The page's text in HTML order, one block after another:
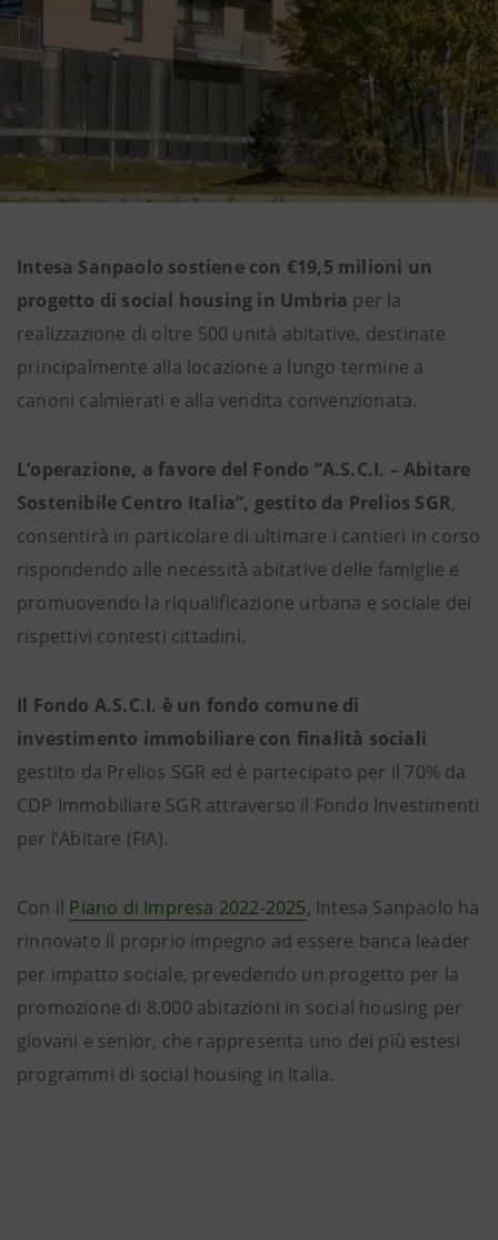
Intesa Sanpaolo sostiene con €19,5 milioni un
progetto di social housing in Umbria per la
realizzazione di oltre 500 unità abitative, destinate
principalmente alla locazione a lungo termine a
canoni calmierati e alla vendita convenzionata.
L’operazione, a favore del Fondo “A.S.C.I. – Abitare
Sostenibile Centro Italia”, gestito da Prelios SGR,
consentirà in particolare di ultimare i cantieri in corso
rispondendo alle necessità abitative delle famiglie e
promuovendo la riqualificazione urbana e sociale dei
rispettivi contesti cittadini.
Il Fondo A.S.C.I. è un fondo comune di
investimento immobiliare con finalità sociali
gestito da Prelios SGR ed è partecipato per il 70% da
CDP Immobiliare SGR attraverso il Fondo Investimenti
per l’Abitare (FIA).
Con il Piano di Impresa 2022-2025, Intesa Sanpaolo ha
rinnovato il proprio impegno ad essere banca leader
per impatto sociale, prevedendo un progetto per la
promozione di 8.000 abitazioni in social housing per
giovani e senior, che rappresenta uno dei più estesi
programmi di social housing in Italia.